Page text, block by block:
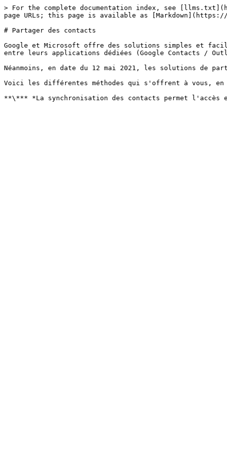
> For the complete documentation index, see
page URLs; this page is available as
# Partager des contacts
Google et Microsoft offre des solutions simples et
entre leurs applications dédiées (Google Contacts /
Néanmoins, en date du 12 mai 2021, les solutions de
Voici les différentes méthodes qui s'offrent à vous, en